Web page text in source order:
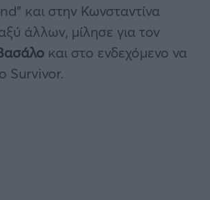
και στην Κωνσταντίνα
άλλων, μίλησε για τον
και στο ενδεχόμενο να
Survivor.